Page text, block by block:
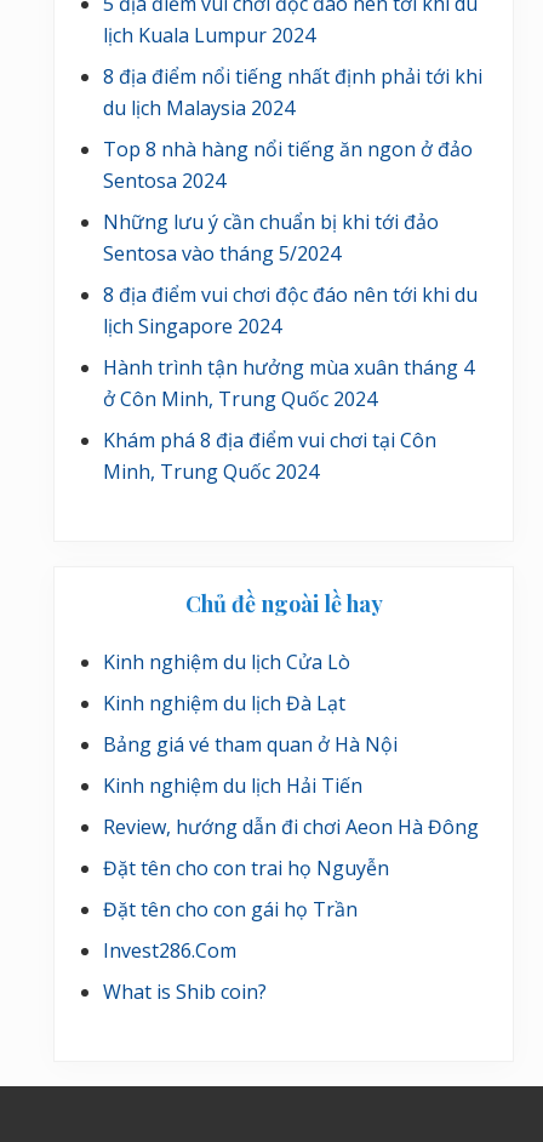
lịch Kuala Lumpur 2024
8 địa điểm nổi tiếng nhất định phải tới khi
du lịch Malaysia 2024
Top 8 nhà hàng nổi tiếng ăn ngon ở đảo
Sentosa 2024
Những lưu ý cần chuẩn bị khi tới đảo
Sentosa vào tháng 5/2024
8 địa điểm vui chơi độc đáo nên tới khi du
lịch Singapore 2024
Hành trình tận hưởng mùa xuân tháng 4
ở Côn Minh, Trung Quốc 2024
Khám phá 8 địa điểm vui chơi tại Côn
Minh, Trung Quốc 2024
Chủ đề ngoài lề hay
Kinh nghiệm du lịch Cửa Lò
Kinh nghiệm du lịch Đà Lạt
Bảng giá vé tham quan ở Hà Nội
Kinh nghiệm du lịch Hải Tiến
Review, hướng dẫn đi chơi Aeon Hà Đông
Đặt tên cho con trai họ Nguyễn
Đặt tên cho con gái họ Trần
Invest286.Com
What is Shib coin?